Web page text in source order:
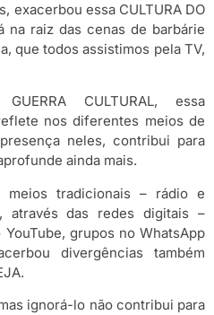
exacerbou essa CULTURA DO
na raiz das cenas de barbárie
que todos assistimos pela TV,
CULTURAL, essa
nos diferentes meios de
neles, contribui para
ainda mais.
meios tradicionais – rádio e
através das redes digitais –
grupos no WhatsApp
divergências também
ignorá-lo não contribui para